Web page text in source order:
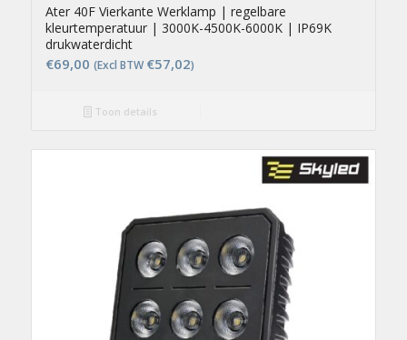
Ater 40F Vierkante Werklamp | regelbare
kleurtemperatuur | 3000K-4500K-6000K | IP69K
drukwaterdicht
€69,00 (Excl BTW €57,02)
Toon details